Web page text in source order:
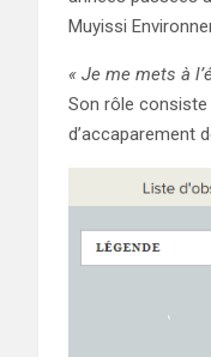
Muyissi
« Je me mets à
Son rôle consiste
d’accaparement